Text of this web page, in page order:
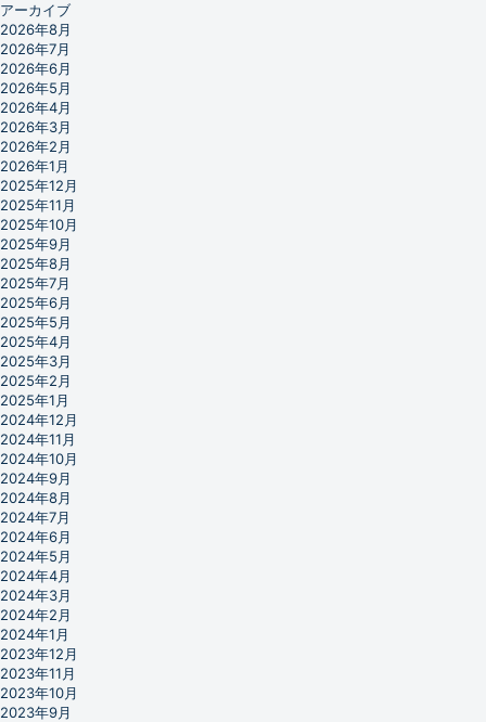
アーカイブ
2026年8月
2026年7月
2026年6月
2026年5月
2026年4月
2026年3月
2026年2月
2026年1月
2025年12月
2025年11月
2025年10月
2025年9月
2025年8月
2025年7月
2025年6月
2025年5月
2025年4月
2025年3月
2025年2月
2025年1月
2024年12月
2024年11月
2024年10月
2024年9月
2024年8月
2024年7月
2024年6月
2024年5月
2024年4月
2024年3月
2024年2月
2024年1月
2023年12月
2023年11月
2023年10月
2023年9月